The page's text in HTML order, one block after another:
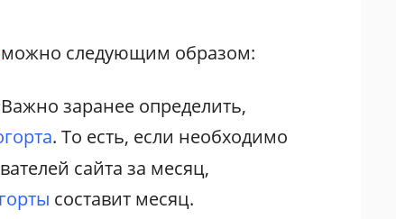
можно следующим образом:
Важно заранее определить,
. То есть, если необходимо
сайта за месяц,
составит месяц.